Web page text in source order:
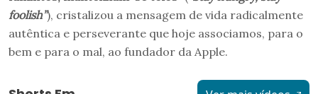
foolish”), cristalizou a mensagem de vida radicalmente
autêntica e perseverante que hoje associamos, para o
bem e para o mal, ao fundador da Apple.